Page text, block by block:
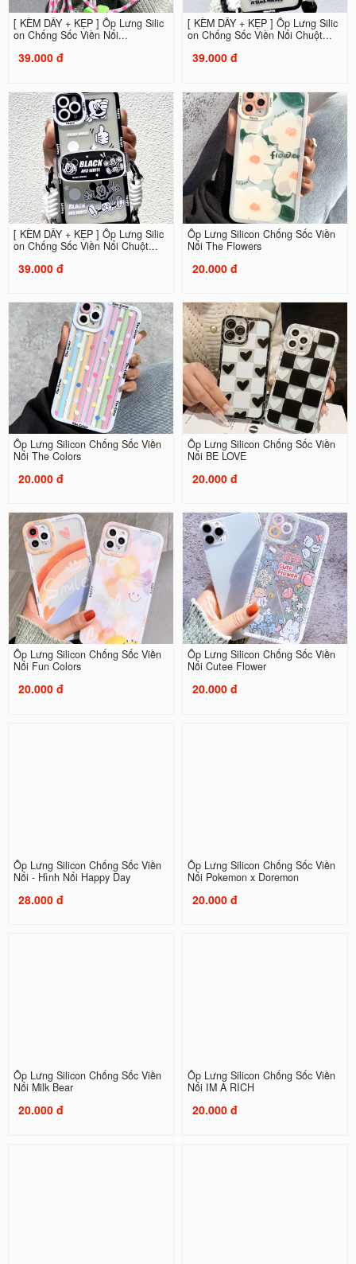
[ KÈM DÂY + KẸP ] Ốp Lưng Silic
on Chống Sốc Viền Nổi...
39.000 đ
[ KÈM DÂY + KẸP ] Ốp Lưng Silic
on Chống Sốc Viền Nổi Chuột...
39.000 đ
[ KÈM DÂY + KẸP ] Ốp Lưng Silic
on Chống Sốc Viền Nổi Chuột...
39.000 đ
Ốp Lưng Silicon Chống Sốc Viền
Nổi The Flowers
20.000 đ
Ốp Lưng Silicon Chống Sốc Viền
Nổi The Colors
20.000 đ
Ốp Lưng Silicon Chống Sốc Viền
Nổi BE LOVE
20.000 đ
Ốp Lưng Silicon Chống Sốc Viền
Nổi Fun Colors
20.000 đ
Ốp Lưng Silicon Chống Sốc Viền
Nổi Cutee Flower
20.000 đ
Ốp Lưng Silicon Chống Sốc Viền
Nổi - Hình Nổi Happy Day
28.000 đ
Ốp Lưng Silicon Chống Sốc Viền
Nổi Pokemon x Doremon
20.000 đ
Ốp Lưng Silicon Chống Sốc Viền
Nổi Milk Bear
20.000 đ
Ốp Lưng Silicon Chống Sốc Viền
Nổi IM A RICH
20.000 đ